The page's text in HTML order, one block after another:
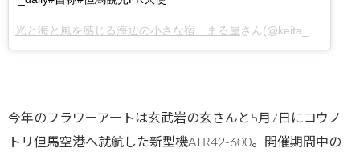
光と海と風を感じる海辺の小さな宿 まる屋さん(@keita_maruya)がシェアした投稿 –
今年のフラワーアートは玄武岩の玄さんと5月7日にコウノ
トリ但馬空港へ就航した新型機ATR42-600。開催期間中の